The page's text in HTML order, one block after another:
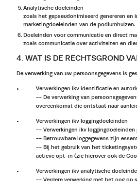
Analytische doeleinden
zoals het gepseudonimiseerd genereren
marketingdoeleinden van de podiumhuizen.
Doeleinden voor communicatie en direct
zoals communicatie over activiteiten en
4. WAT IS DE RECHTSGROND
De verwerking van uw persoonsgegevens is
Verwerkingen ikv identificatie en
-- De verwerking van
overeenkomst die ontstaat naar
Verwerkingen ikv loggingdoeleinden
-- Verwerkingen ikv loggingdoeleinden
-- Betrouwbare loggegevens zijn
-- Bij het gebruik van het
actieve opt-in (zie hierover ook de
Verwerkingen ikv analytische
-- Verdere verwerking met het oog op